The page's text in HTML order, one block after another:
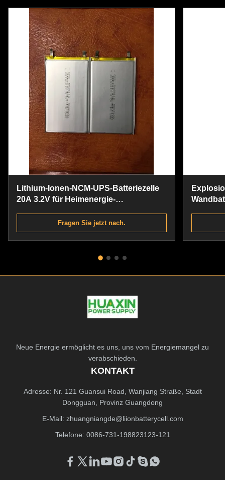
Lithium-Ionen-NCM-UPS-Batteriezelle
20A 3.2V für Heimenergie-
Fragen Sie jetzt nach.
Neue Energie ermöglicht es uns, uns vom Energiemangel zu
verabschieden.
KONTAKT
Adresse: Nr. 121 Guansui Road, Wanjiang Straße, Stadt
Dongguan, Provinz Guangdong
E-Mail: zhuangniangde@liionbatterycell.com
Telefone: 0086-731-198823123-121